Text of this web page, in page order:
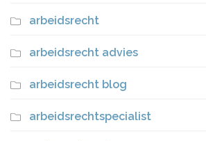
arbeidsrecht
arbeidsrecht advies
arbeidsrecht blog
arbeidsrechtspecialist